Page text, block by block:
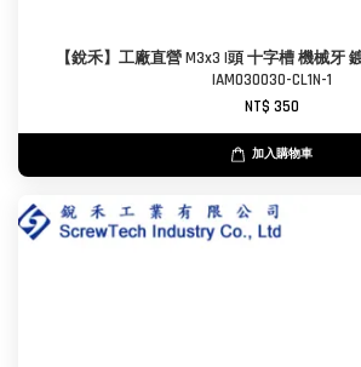
【銳禾】工廠直營 M3x3 I頭 十字槽 機械牙
IAM030030-CL1N-1
NT$ 350
加入購物車